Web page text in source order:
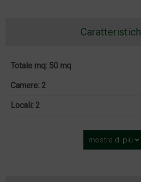
Totale mq: 50 mq
Camere: 2
Locali: 2
mostra di più